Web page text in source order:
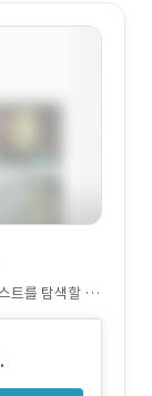
트를 탐색할 수
. - 클릭 시 상세